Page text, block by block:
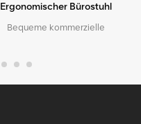
Ergonomischer Bürostuhl
Bequeme kommerzielle
ergonomischer Bürostuhl
2023 Moderner neuer